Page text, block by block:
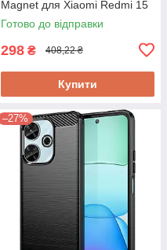
Magnet для Xiaomi Redmi 15
Готово до відправки
298 ₴ 408,22 ₴
Купити
–27%